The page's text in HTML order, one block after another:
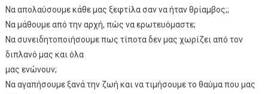
Να απολαύσουμε κάθε μας ξεφτίλα σαν να ήταν θρίαμβος;;
Να μάθουμε από την αρχή, πώς να ερωτευόμαστε;
Να συνειδητοποιήσουμε πως τίποτα δεν μας χωρίζει από τον
διπλανό μας και όλα
μας ενώνουν;
Να αγαπήσουμε ξανά την ζωή και να τιμήσουμε το θαύμα που μας